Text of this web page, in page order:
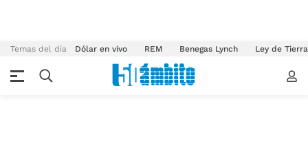
Temas del día Dólar en vivo REM Benegas Lynch Ley de